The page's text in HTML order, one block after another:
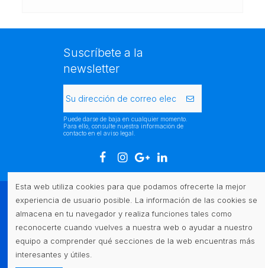
Suscríbete a la
newsletter
Puede darse de baja en cualquier momento.
Para ello, consulte nuestra información de
contacto en el aviso legal.
Atención al cliente
Esta web utiliza cookies para que podamos ofrecerte la mejor
experiencia de usuario posible. La información de las cookies se
almacena en tu navegador y realiza funciones tales como
reconocerte cuando vuelves a nuestra web o ayudar a nuestro
equipo a comprender qué secciones de la web encuentras más
interesantes y útiles.